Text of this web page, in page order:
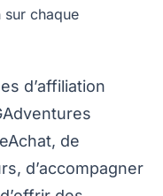
chaque
d’affiliation
de
d’accompagner